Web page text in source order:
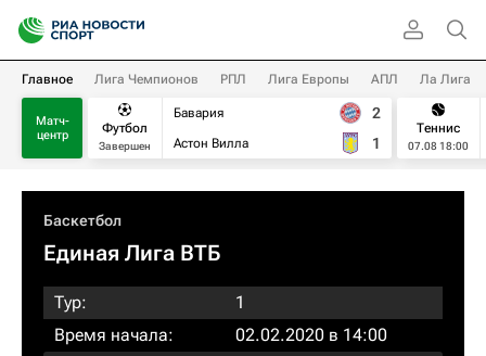
Главное Лига Чемпионов РПЛ Лига Европы АПЛ Ла Лига
Матч-
центр
Футбол
Завершен
Бавария
Астон Вилла
2
1
Теннис
07.08 18:00
Баскетбол
Единая Лига ВТБ
Тур:
1
Время начала:
02.02.2020 в 14:00